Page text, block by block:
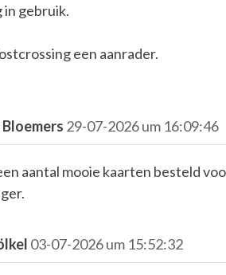
in gebruik.
een aanrader.
29-07-2026 um 16:09:46
aantal mooie kaarten besteld
03-07-2026 um 15:52:32